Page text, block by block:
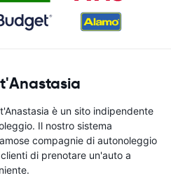
è un sito indipendente
Il nostro sistema
compagnie di autonoleggio
di prenotare un'auto a